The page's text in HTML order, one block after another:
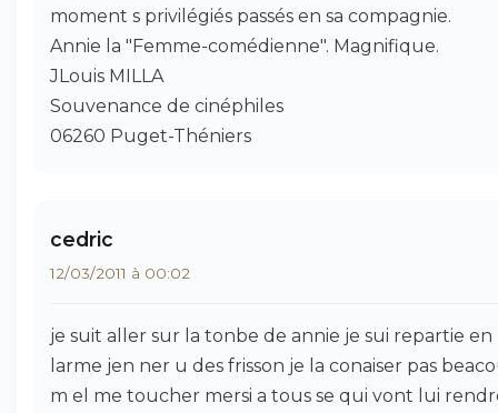
moment s privilégiés passés en sa compagnie.
Annie la "Femme-comédienne". Magnifique.
JLouis MILLA
Souvenance de cinéphiles
06260 Puget-Théniers
cedric
12/03/2011 à 00:02
je suit aller sur la tonbe de annie je sui repartie en
larme jen ner u des frisson je la conaiser pas
m el me toucher mersi a tous se qui vont lui